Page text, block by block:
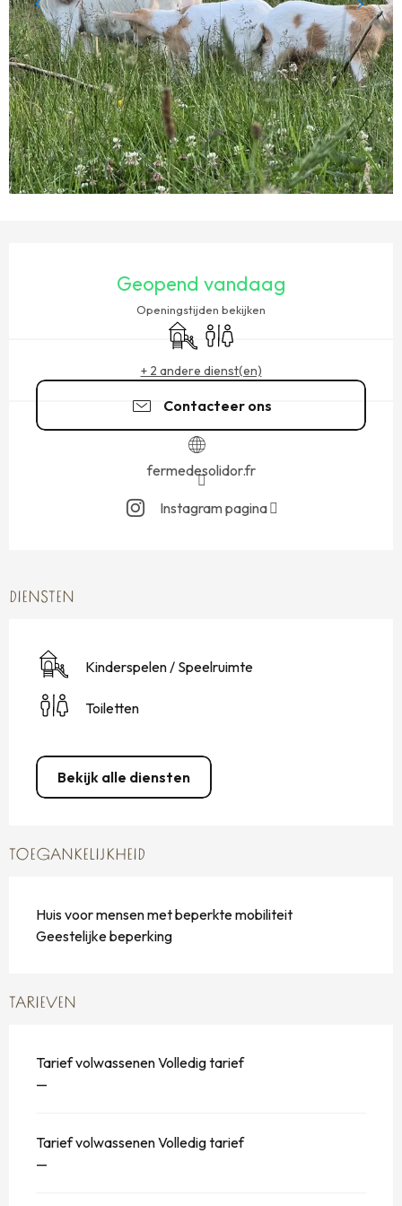
Geopend vandaag
Openingstijden bekijken
Kinderspelen / Speelruimte
Toiletten
+ 2 andere dienst(en)
Contacteer ons
fermedesolidor.fr
Instagram pagina
DIENSTEN
Kinderspelen / Speelruimte
Toiletten
Bekijk alle diensten
TOEGANKELIJKHEID
Huis voor mensen met beperkte mobiliteit
Geestelijke beperking
TARIEVEN
Tarief volwassenen Volledig tarief
—
Tarief volwassenen Volledig tarief
—